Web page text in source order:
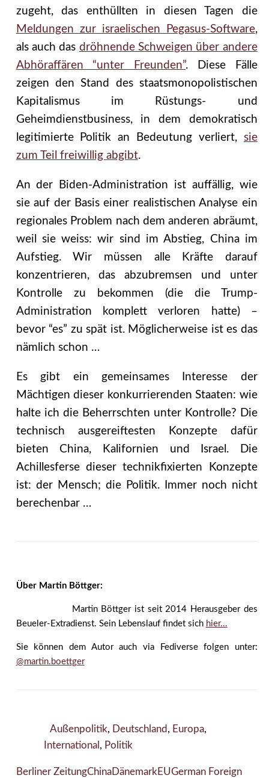
zugeht, das enthüllten in diesen Tagen die
Meldungen zur israelischen Pegasus-Software,
als auch das dröhnende Schweigen über andere
Abhöraffären “unter Freunden”. Diese Fälle
zeigen den Stand des staatsmonopolistischen
Kapitalismus im Rüstungs- und
Geheimdienstbusiness, in dem demokratisch
legitimierte Politik an Bedeutung verliert, sie
zum Teil freiwillig abgibt.
An der Biden-Administration ist auffällig, wie
sie auf der Basis einer realistischen Analyse ein
regionales Problem nach dem anderen abräumt,
weil sie weiss: wir sind im Abstieg, China im
Aufstieg. Wir müssen alle Kräfte darauf
konzentrieren, das abzubremsen und unter
Kontrolle zu bekommen (die die Trump-
Administration komplett verloren hatte) –
bevor “es” zu spät ist. Möglicherweise ist es das
nämlich schon …
Es gibt ein gemeinsames Interesse der
Mächtigen dieser konkurrierenden Staaten: wie
halte ich die Beherrschten unter Kontrolle? Die
technisch ausgereiftesten Konzepte dafür
bieten China, Kalifornien und Israel. Die
Achillesferse dieser technikfixierten Konzepte
ist: der Mensch; die Politik. Immer noch nicht
berechenbar …
Über Martin Böttger:
Martin Böttger ist seit 2014 Herausgeber des
Beueler-Extradienst. Sein Lebenslauf findet sich hier...
Sie können dem Autor auch via Fediverse folgen unter:
@martin.boettger
Außenpolitik, Deutschland , Europa,
International , Politik
Berliner ZeitungChinaDänemark EUGerman Foreign